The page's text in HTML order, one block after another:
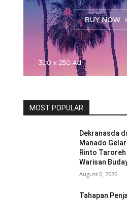
MOST POPULAR
Dekranasda
Manado
Rinto
Warisan
August 6, 2026
Tahapan